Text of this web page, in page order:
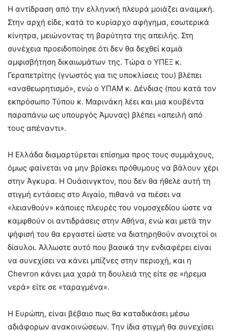
Η αντίδραση από την ελληνική πλευρά μοιάζει αναιμική.
Στην αρχή είδε, κατά το κυρίαρχο αφήγημα, εσωτερικά
κίνητρα, μειώνοντας τη βαρύτητα της απειλής. Στη
συνέχεια προειδοποίησε ότι δεν θα δεχθεί καμιά
αμφισβήτηση δικαιωμάτων της. Τώρα ο ΥΠΕΞ κ.
Γεραπετρίτης (γνωστός για τις υποκλίσεις του) βλέπει
«αναθεωρητισμό», ενώ ο ΥΠΑΜ κ. Δένδιας (που κατά τον
εκπρόσωπο Τύπου κ. Μαρινάκη λέει και μια κουβέντα
παραπάνω ως υπουργός Άμυνας) βλέπει «απειλή από
τους απέναντι».
Η Ελλάδα διαμαρτύρεται επίσημα προς τους συμμάχους,
όμως φαίνεται να μην βρίσκει πρόθυμους να βάλουν χέρι
στην Άγκυρα. Η Ουάσινγκτον, που δεν θα ήθελε αυτή τη
στιγμή εντάσεις στο Αιγαίο, πιθανά να πιέσει να
«λειανθούν» κάποιες πλευρές του νομοσχεδίου ώστε να
καμφθούν οι αντιδράσεις στην Αθήνα, ενώ και μετά την
ψήφισή του θα εργαστεί ώστε να διατηρηθούν ανοιχτοί οι
δίαυλοι. Άλλωστε αυτό που βασικά την ενδιαφέρει είναι
να συνεχίσει να κάνει μπίζνες στην περιοχή, και η
Chevron κάνει μια χαρά τη δουλειά της είτε σε «ήρεμα
νερά» είτε σε «ταραγμένα».
Η Ευρώπη, είναι βέβαιο πως θα καταδικάσει μέσω
αδιάφορων ανακοινώσεων. Την ίδια στιγμή θα συνεχίσει